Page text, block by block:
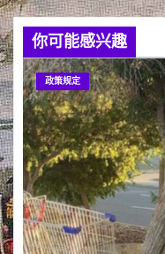
你可能感兴趣
政策规定